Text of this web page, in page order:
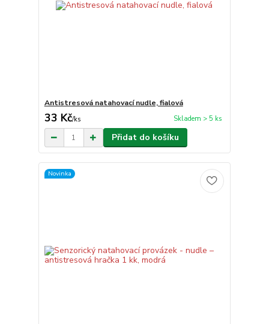
Antistresová natahovací nudle, fialová
33 Kč/ks Skladem > 5 ks
Přidat do košíku
Novinka